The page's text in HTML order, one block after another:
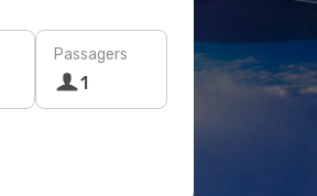
Passagers
1